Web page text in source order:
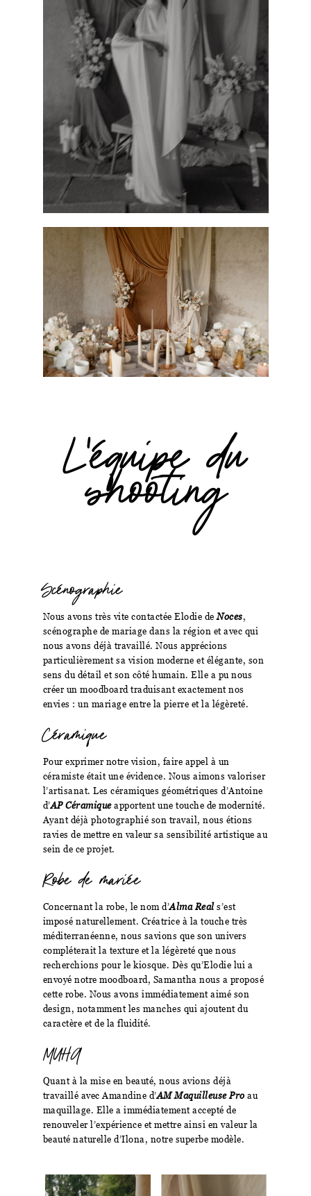
L’équipe du
shooting
Scénographie
Nous avons très vite contactée Elodie deNoces,
scénographe de mariage dans la région et avec qui
nous avons déjà travaillé. Nous apprécions
particulièrement sa vision moderne et élégante, son
sens du détail et son côté humain. Elle a pu nous
créer un moodboard traduisant exactement nos
envies : un mariage entre la pierre et la légèreté.
Céramique
Pour exprimer notre vision, faire appel à un
céramiste était une évidence. Nous aimons valoriser
l’artisanat. Les céramiques géométriques d’Antoine
d’AP Céramiqueapportent une touche de modernité.
Ayant déjà photographié son travail, nous étions
ravies de mettre en valeur sa sensibilité artistique au
sein de ce projet.
Robe de mariée
Concernant la robe, le nom d’Alma Reals’est
imposé naturellement. Créatrice à la touche très
méditerranéenne, nous savions que son univers
compléterait la texture et la légèreté que nous
recherchions pour le kiosque. Dès qu’Elodie lui a
envoyé notre moodboard, Samantha nous a proposé
cette robe. Nous avons immédiatement aimé son
design, notamment les manches qui ajoutent du
caractère et de la fluidité.
MUHA
Quant à la mise en beauté, nous avions déjà
travaillé avec Amandine d’AM Maquilleuse Pro au
maquillage. Elle a immédiatement accepté de
renouveler l’expérience et mettre ainsi en valeur la
beauté naturelle d’Ilona, notre superbe modèle.